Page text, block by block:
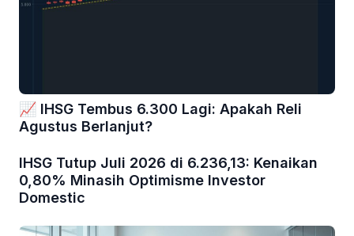
📈 IHSG Tembus 6.300 Lagi: Apakah Reli
Agustus Berlanjut?
IHSG Tutup Juli 2026 di 6.236,13: Kenaikan
0,80% Minasih Optimisme Investor
Domestic